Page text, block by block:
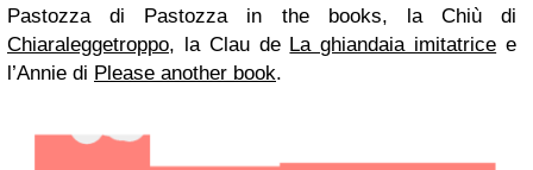
Pastozza di Pastozza in the books, la Chiù di
Chiaraleggetroppo, la Clau de La ghiandaia imitatrice e
l’Annie di Please another book.